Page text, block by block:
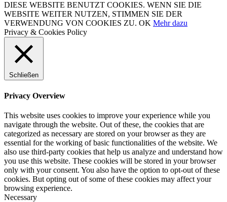
DIESE WEBSITE BENUTZT COOKIES. WENN SIE DIE
WEBSITE WEITER NUTZEN, STIMMEN SIE DER
VERWENDUNG VON COOKIES ZU. OK Mehr dazu
Privacy & Cookies Policy
Schließen
Privacy Overview
This website uses cookies to improve your experience while you
navigate through the website. Out of these, the cookies that are
categorized as necessary are stored on your browser as they are
essential for the working of basic functionalities of the website. We
also use third-party cookies that help us analyze and understand how
you use this website. These cookies will be stored in your browser
only with your consent. You also have the option to opt-out of these
cookies. But opting out of some of these cookies may affect your
browsing experience.
Necessary